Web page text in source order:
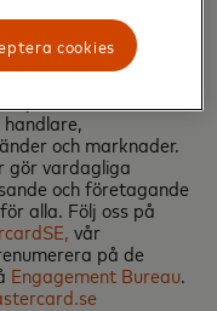
inom den
snabbaste
och marknader.
gör vardagliga
och företagande
alla. Följ oss på
vår
på de
Engagement Bureau.
cookies